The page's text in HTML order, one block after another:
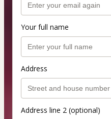
Your full name
Address
Address line 2 (optional)